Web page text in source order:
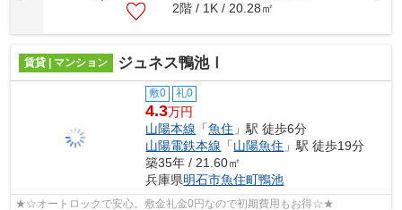
2階 / 1K / 20.28㎡
賃貸 | マンション ジュネス鴨池Ⅰ
敷0 礼0
4.3万円
山陽本線 「魚住 」駅 徒歩6分
山陽電鉄本線 「山陽魚住 」駅 徒歩19分
築35年 / 21.60㎡
兵庫県明石市魚住町鴨池
★☆オートロックで安心。敷金礼金0円なので初期費用もお得☆★